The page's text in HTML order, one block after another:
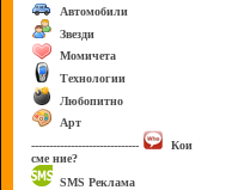
Автомобили
Звезди
Момичета
Технологии
Любопитно
Арт
------------------------------
Кои
сме ние?
SMS Реклама